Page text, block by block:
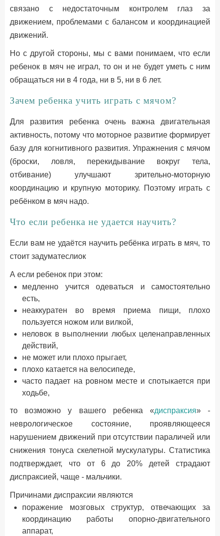
связано с недостаточным контролем глаз за
движением, проблемами с балансом и координацией
движений.
Но с другой стороны, мы с вами понимаем, что если
ребенок в мяч не играл, то он и не будет уметь с ним
обращаться ни в 4 года, ни в 5, ни в 6 лет.
Зачем ребенка учить играть с мячом?
Для развития ребенка очень важна двигательная
активность, потому что моторное развитие формирует
базу для когнитивного развития. Упражнения с мячом
(броски, ловля, перекидывание вокруг тела,
отбивание) улучшают зрительно-моторную
координацию и крупную моторику. Поэтому играть с
ребёнком в мяч надо.
Что если ребенка не удается научить?
Если вам не удаётся научить ребёнка играть в мяч, то
стоит задуматеслиок
А если ребенок при этом:
медленно учится одеваться и самостоятельно
есть,
неаккуратен во время приема пищи, плохо
пользуется ножом или вилкой,
неловок в выполнении любых целенаправленных
действий,
не может или плохо прыгает,
плохо катается на велосипеде,
часто падает на ровном месте и спотыкается при
ходьбе,
то возможно у вашего ребенка «диспраксия» -
неврологическое состояние, проявляющееся
нарушением движений при отсутствии параличей или
снижения тонуса скелетной мускулатуры. Статистика
подтверждает, что от 6 до 20% детей страдают
диспраксией, чаще - мальчики.
Причинами диспраксии являются
поражение мозговых структур, отвечающих за
координацию работы опорно-двигательного
аппарат,